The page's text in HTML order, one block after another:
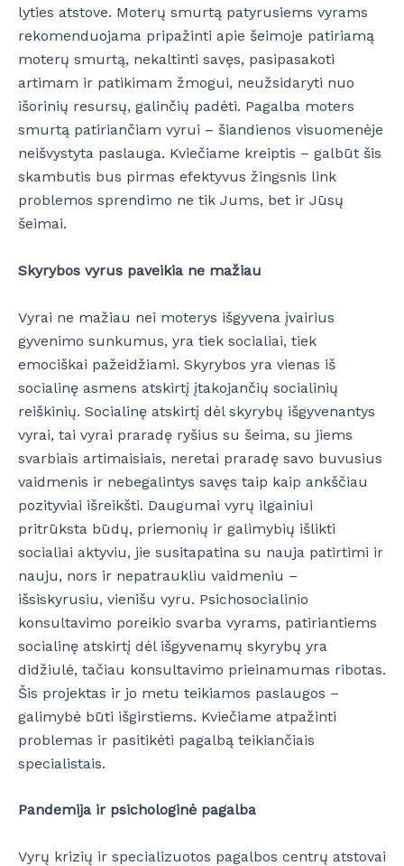
lyties atstove. Moterų smurtą patyrusiems vyrams
rekomenduojama pripažinti apie šeimoje patiriamą
moterų smurtą, nekaltinti savęs, pasipasakoti
artimam ir patikimam žmogui, neužsidaryti nuo
išorinių resursų, galinčių padėti. Pagalba moters
smurtą patiriančiam vyrui – šiandienos visuomenėje
neišvystyta paslauga. Kviečiame kreiptis – galbūt šis
skambutis bus pirmas efektyvus žingsnis link
problemos sprendimo ne tik Jums, bet ir Jūsų
šeimai.
Skyrybos vyrus paveikia ne mažiau
Vyrai ne mažiau nei moterys išgyvena įvairius
gyvenimo sunkumus, yra tiek socialiai, tiek
emociškai pažeidžiami. Skyrybos yra vienas iš
socialinę asmens atskirtį įtakojančių socialinių
reiškinių. Socialinę atskirtį dėl skyrybų išgyvenantys
vyrai, tai vyrai praradę ryšius su šeima, su jiems
svarbiais artimaisiais, neretai praradę savo buvusius
vaidmenis ir nebegalintys savęs taip kaip ankščiau
pozityviai išreikšti. Daugumai vyrų ilgainiui
pritrūksta būdų, priemonių ir galimybių išlikti
socialiai aktyviu, jie susitapatina su nauja patirtimi ir
nauju, nors ir nepatraukliu vaidmeniu –
išsiskyrusiu, vienišu vyru. Psichosocialinio
konsultavimo poreikio svarba vyrams, patiriantiems
socialinę atskirtį dėl išgyvenamų skyrybų yra
didžiulė, tačiau konsultavimo prieinamumas ribotas.
Šis projektas ir jo metu teikiamos paslaugos –
galimybė būti išgirstiems. Kviečiame atpažinti
problemas ir pasitikėti pagalbą teikiančiais
specialistais.
Pandemija ir psichologinė pagalba
Vyrų krizių ir specializuotos pagalbos centrų atstovai